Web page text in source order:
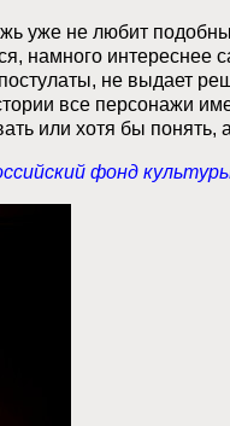
уже не любит
намного интереснее
не выдает
все персонажи
или хотя бы понять,
фонд